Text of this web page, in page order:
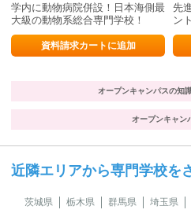
学内に動物病院併設！日本海側最
大級の動物系総合専門学校！
資料請求カートに追加
先
ン
ス
オープンキャンパスの知
オープンキャン
近隣エリアから専門学校を
茨城県 栃木県 群馬県 埼玉県